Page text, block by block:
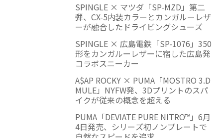
SPINGLE × マツダ「SP-MZD」第二
弾、CX-5内装カラーとカンガルーレザ
ーが融合したドライビングシューズ
SPINGLE × 広島電鉄「SP-1076」350
形をカンガルーレザーに宿した広島発
コラボスニーカー
A$AP ROCKY × PUMA「MOSTRO 3.D
MULE」NYFW発、3Dプリントのスパ
イクが従来の概念を超える
PUMA「DEVIATE PURE NITRO™」6月
4日発売、シリーズ初ノンプレートで